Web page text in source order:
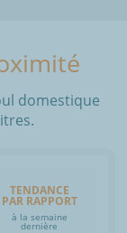
domestique
TENDANCE
PAR RAPPORT
à la semaine
dernière